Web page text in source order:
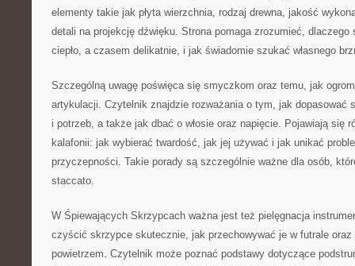
elementy takie jak płyta wierzchnia, rodzaj drewna, jakość
detali na projekcję dźwięku. Strona pomaga zrozumieć, dlaczego
ciepło, a czasem delikatnie, i jak świadomie szukać własnego
Szczególną uwagę poświęca się smyczkom oraz temu, jak
artykulacji. Czytelnik znajdzie rozważania o tym, jak dopasować
i potrzeb, a także jak dbać o włosie oraz napięcie. Pojawiają się
kalafonii: jak wybierać twardość, jak jej używać i jak unikać
przyczepności. Takie porady są szczególnie ważne dla osób,
staccato.
W Śpiewających Skrzypcach ważna jest też pielęgnacja
czyścić skrzypce skutecznie, jak przechowywać je w futrale
powietrzem. Czytelnik może poznać podstawy dotyczące